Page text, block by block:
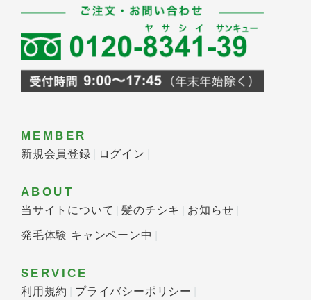
MEMBER
新規会員登録 ログイン
ABOUT
当サイトについて 髪のチシキ お知らせ
発毛体験 キャンペーン中
SERVICE
利用規約 プライバシーポリシー